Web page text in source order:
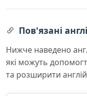
Пов'язані
Нижче наведено
які можуть
та розширити